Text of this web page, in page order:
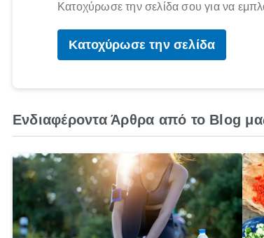
Κατοχύρωσε την σελίδα σου για να
Κατοχύρωσε την σελίδα
Ενδιαφέροντα Άρθρα από το Blog